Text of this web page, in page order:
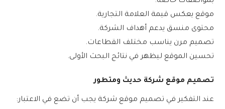
موقع يعكس قيمة العلامة التجارية.
محتوى منسق يدعم أهداف الشركة.
تصميم مرن يناسب مختلف القطاعات.
تحسين الموقع ليظهر في نتائج البحث الأولى.
تصميم موقع شركة حديث ومتطور
عند التفكير في تصميم موقع شركة يجب أن تضع في الاعتبار: